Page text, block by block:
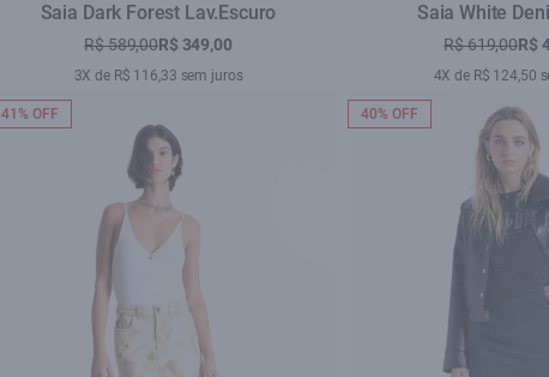
Saia Dark Forest Lav.Escuro
R$ 589,00R$ 349,00
3X de R$ 116,33 sem juros
Saia White
R$ 619,00R$
4X de R$ 124,50
41% OFF 40% OFF